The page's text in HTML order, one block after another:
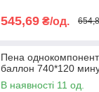
545,69 ₴/од.
Пена
баллон 740*120
В наявності 11 од.